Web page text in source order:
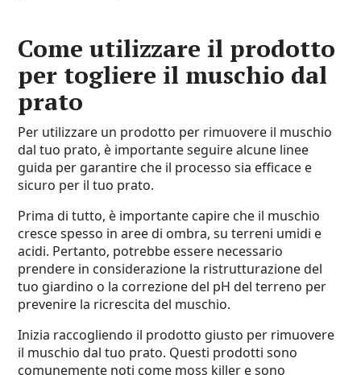
Come utilizzare il prodotto
per togliere il muschio dal
prato
Per utilizzare un prodotto per rimuovere il muschio
dal tuo prato, è importante seguire alcune linee
guida per garantire che il processo sia efficace e
sicuro per il tuo prato.
Prima di tutto, è importante capire che il muschio
cresce spesso in aree di ombra, su terreni umidi e
acidi. Pertanto, potrebbe essere necessario
prendere in considerazione la ristrutturazione del
tuo giardino o la correzione del pH del terreno per
prevenire la ricrescita del muschio.
Inizia raccogliendo il prodotto giusto per rimuovere
il muschio dal tuo prato. Questi prodotti sono
comunemente noti come moss killer e sono